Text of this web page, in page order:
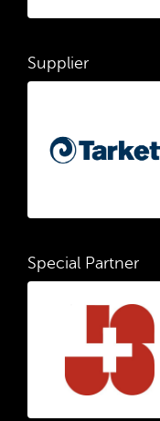
Supplier
Special Partner